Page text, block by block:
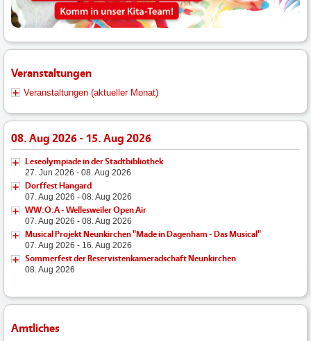
Veranstaltungen
Veranstaltungen (aktueller Monat)
08. Aug 2026 - 15. Aug 2026
Leseolympiade in der Stadtbibliothek
27. Jun 2026 - 08. Aug 2026
Dorffest Hangard
07. Aug 2026 - 08. Aug 2026
WW:O:A - Wellesweiler Open Air
07. Aug 2026 - 08. Aug 2026
Musical Projekt Neunkirchen "Made in Dagenham - Das Musical"
07. Aug 2026 - 16. Aug 2026
Sommerfest der Reservistenkameradschaft Neunkirchen
08. Aug 2026
Amtliches